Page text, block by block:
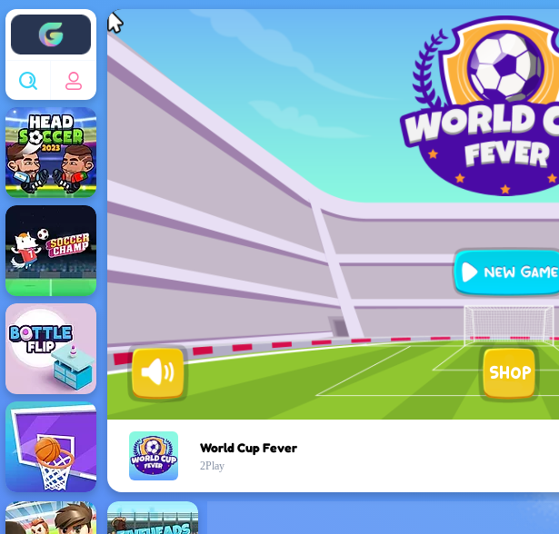
Enjoy4fun
World Cup Fever
2Play